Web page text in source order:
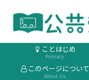
ことはじめ
Primary
このページについて
About Us